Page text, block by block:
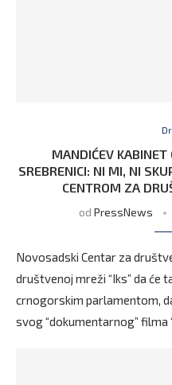
MANDIĆEV KABINET
SREBRENICI: NI MI, NI
CENTROM ZA
od PressNews
Novosadski Centar za
društvenoj mreži “Iks” da će
crnogorskim parlamentom,
svog “dokumentarnog” filma